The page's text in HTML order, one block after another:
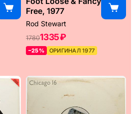
Free, 1977
Rod Stewart
17801335 ₽
–25% ОРИГИНАЛ 1977